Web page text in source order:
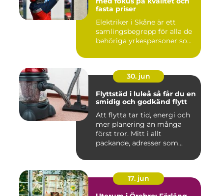
fasta priser
Elektriker i Skåne är ett
samlingsbegrepp för alla de
behöriga yrkespersoner so...
30. jun
Flyttstäd i luleå så får du en
smidig och godkänd flytt
Att flytta tar tid, energi och
mer planering än många
först tror. Mitt i allt
packande, adresser som...
17. jun